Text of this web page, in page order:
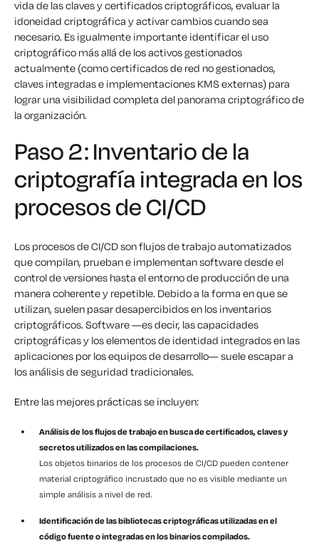
vida de las claves y certificados criptográficos, evaluar la
idoneidad criptográfica y activar cambios cuando sea
necesario. Es igualmente importante identificar el uso
criptográfico más allá de los activos gestionados
actualmente (como certificados de red no gestionados,
claves integradas e implementaciones KMS externas) para
lograr una visibilidad completa del panorama criptográfico de
la organización.
Paso 2: Inventario de la
criptografía integrada en los
procesos de CI/CD
Los procesos de CI/CD son flujos de trabajo automatizados
que compilan, prueban e implementan software desde el
control de versiones hasta el entorno de producción de una
manera coherente y repetible. Debido a la forma en que se
utilizan, suelen pasar desapercibidos en los inventarios
criptográficos. Software —es decir, las capacidades
criptográficas y los elementos de identidad integrados en las
aplicaciones por los equipos de desarrollo— suele escapar a
los análisis de seguridad tradicionales.
Entre las mejores prácticas se incluyen:
Análisis de los flujos de trabajo en busca de certificados, claves y
secretos utilizados en las compilaciones.
Los objetos binarios de los procesos de CI/CD pueden contener
material criptográfico incrustado que no es visible mediante un
simple análisis a nivel de red.
Identificación de las bibliotecas criptográficas utilizadas en el
código fuente o integradas en los binarios compilados.